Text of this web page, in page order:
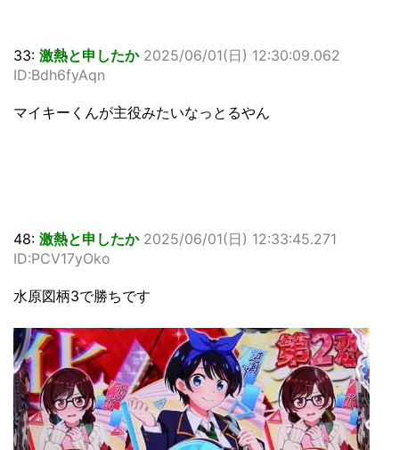
33: 激熱と申したか 2025/06/01(日) 12:30:09.062
ID:Bdh6fyAqn
マイキーくんが主役みたいなっとるやん
48: 激熱と申したか 2025/06/01(日) 12:33:45.271
ID:PCV17yOko
水原図柄3で勝ちです